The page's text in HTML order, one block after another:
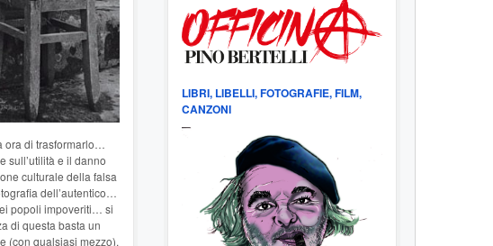
ora di trasformarlo…
sull’utilità e il danno
culturale della falsa
dell’autentico…
popoli impoveriti… si
di questa basta un
(con qualsiasi mezzo).
LIBRI, LIBELLI, FOTOGRAFIE, FILM,
CANZONI